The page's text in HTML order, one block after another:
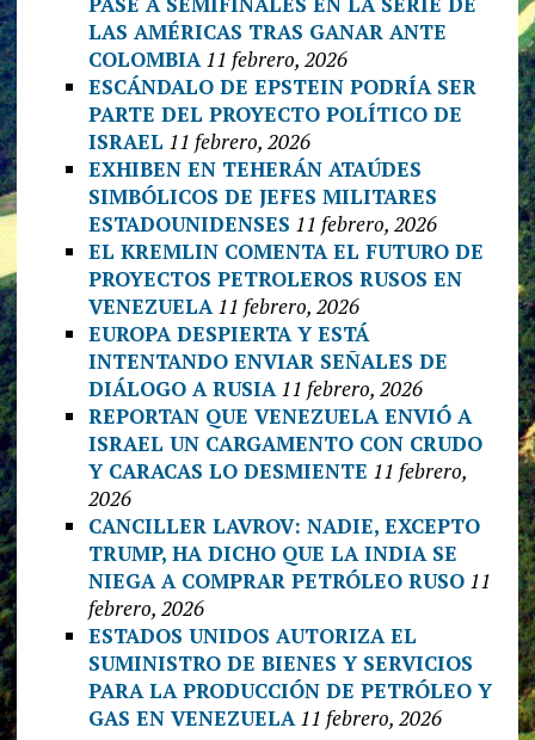
LAS AMÉRICAS TRAS GANAR ANTE
COLOMBIA 11 febrero, 2026
ESCÁNDALO DE EPSTEIN PODRÍA SER
PARTE DEL PROYECTO POLÍTICO DE
ISRAEL 11 febrero, 2026
EXHIBEN EN TEHERÁN ATAÚDES
SIMBÓLICOS DE JEFES MILITARES
ESTADOUNIDENSES 11 febrero, 2026
EL KREMLIN COMENTA EL FUTURO DE
PROYECTOS PETROLEROS RUSOS EN
VENEZUELA 11 febrero, 2026
EUROPA DESPIERTA Y ESTÁ
INTENTANDO ENVIAR SEÑALES DE
DIÁLOGO A RUSIA 11 febrero, 2026
REPORTAN QUE VENEZUELA ENVIÓ A
ISRAEL UN CARGAMENTO CON CRUDO
Y CARACAS LO DESMIENTE 11 febrero,
2026
CANCILLER LAVROV: NADIE, EXCEPTO
TRUMP, HA DICHO QUE LA INDIA SE
NIEGA A COMPRAR PETRÓLEO RUSO 11
febrero, 2026
ESTADOS UNIDOS AUTORIZA EL
SUMINISTRO DE BIENES Y SERVICIOS
PARA LA PRODUCCIÓN DE PETRÓLEO Y
GAS EN VENEZUELA 11 febrero, 2026